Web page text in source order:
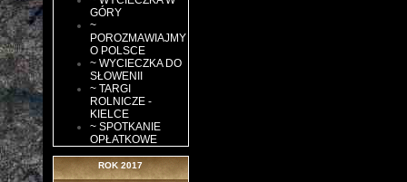
GÓRY
~
POROZMAWIAJMY
O POLSCE
~ WYCIECZKA DO
SŁOWENII
~ TARGI
ROLNICZE -
KIELCE
~ SPOTKANIE
OPŁATKOWE
ROK 2017